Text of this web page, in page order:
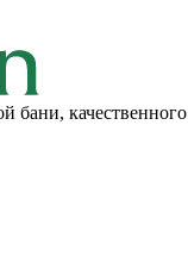
бани,